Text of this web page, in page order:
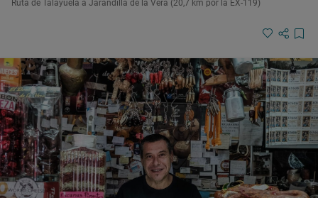
Ruta de Talayuela a Jarandilla de la Vera (20,7 km por la EX-119)